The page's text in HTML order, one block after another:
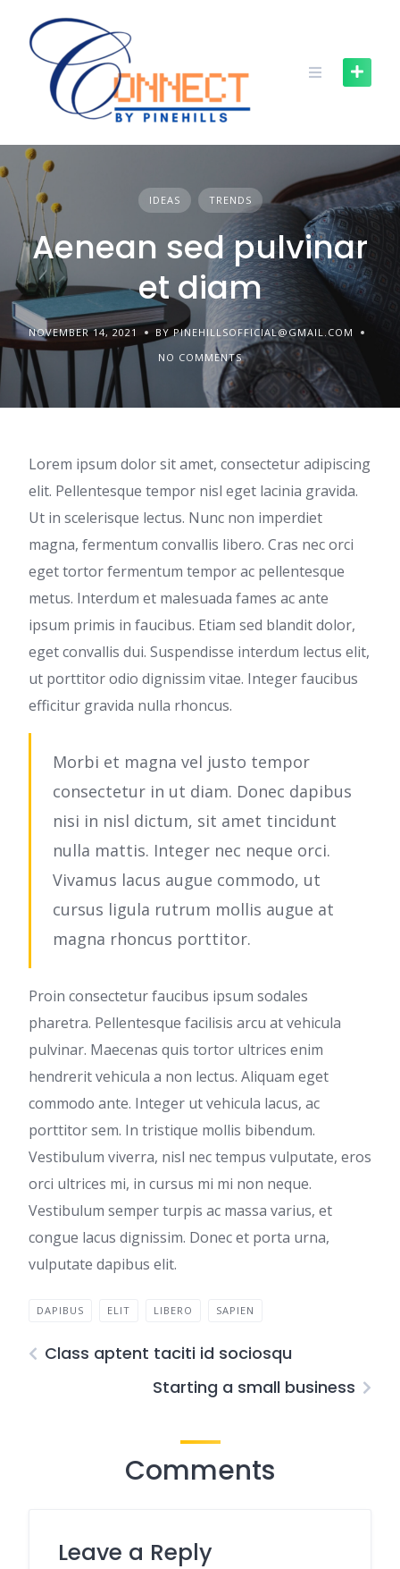
IDEAS TRENDS
Aenean sed pulvinar
et diam
NOVEMBER 14, 2021
BY PINEHILLSOFFICIAL@GMAIL.COM
NO COMMENTS
Lorem ipsum dolor sit amet, consectetur adipiscing
elit. Pellentesque tempor nisl eget lacinia gravida.
Ut in scelerisque lectus. Nunc non imperdiet
magna, fermentum convallis libero. Cras nec orci
eget tortor fermentum tempor ac pellentesque
metus. Interdum et malesuada fames ac ante
ipsum primis in faucibus. Etiam sed blandit dolor,
eget convallis dui. Suspendisse interdum lectus elit,
ut porttitor odio dignissim vitae. Integer faucibus
efficitur gravida nulla rhoncus.
Morbi et magna vel justo tempor
consectetur in ut diam. Donec dapibus
nisi in nisl dictum, sit amet tincidunt
nulla mattis. Integer nec neque orci.
Vivamus lacus augue commodo, ut
cursus ligula rutrum mollis augue at
magna rhoncus porttitor.
Proin consectetur faucibus ipsum sodales
pharetra. Pellentesque facilisis arcu at vehicula
pulvinar. Maecenas quis tortor ultrices enim
hendrerit vehicula a non lectus. Aliquam eget
commodo ante. Integer ut vehicula lacus, ac
porttitor sem. In tristique mollis bibendum.
Vestibulum viverra, nisl nec tempus vulputate, eros
orci ultrices mi, in cursus mi mi non neque.
Vestibulum semper turpis ac massa varius, et
congue lacus dignissim. Donec et porta urna,
vulputate dapibus elit.
DAPIBUS ELIT LIBERO SAPIEN
Class aptent taciti id sociosqu
Starting a small business
Comments
Leave a Reply